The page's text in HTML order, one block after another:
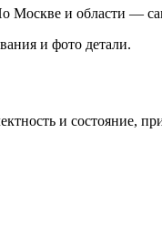
и области —
и фото детали.
и состояние,